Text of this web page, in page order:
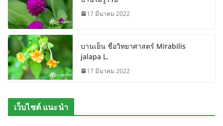
17 มีนาคม 2022
บานเย็น ชื่อวิทยาศาสตร์ Mirabilis
jalapa L.
17 มีนาคม 2022
เว็บไซต์ แนะนำ